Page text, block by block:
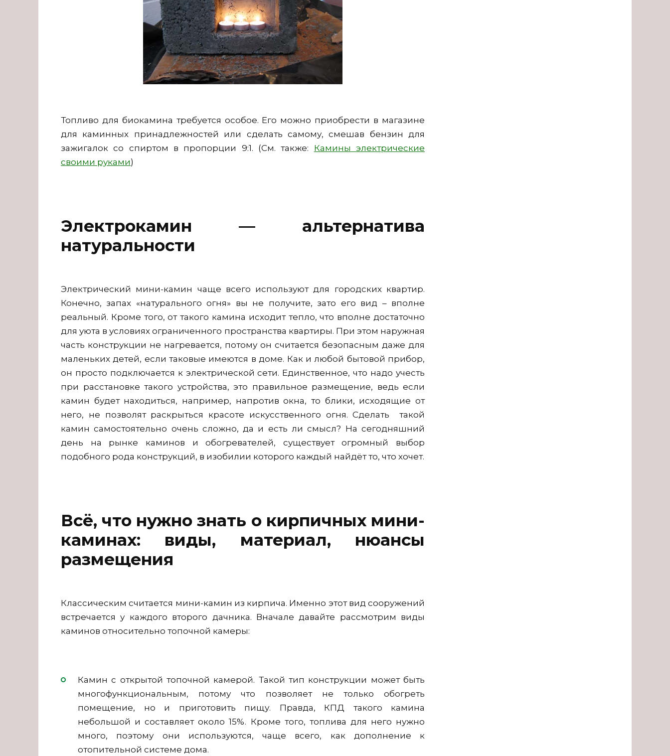
Топливо для биокамина требуется особое. Его можно приобрести в магазине
для каминных принадлежностей или сделать самому, смешав бензин для
зажигалок со спиртом в пропорции 9:1. (См. также: Камины электрические
своими руками)
Электрокамин — альтернатива
натуральности
Электрический мини-камин чаще всего используют для городских квартир.
Конечно, запах «натурального огня» вы не получите, зато его вид – вполне
реальный. Кроме того, от такого камина исходит тепло, что вполне достаточно
для уюта в условиях ограниченного пространства квартиры. При этом наружная
часть конструкции не нагревается, потому он считается безопасным даже для
маленьких детей, если таковые имеются в доме. Как и любой бытовой прибор,
он просто подключается к электрической сети. Единственное, что надо учесть
при расстановке такого устройства, это правильное размещение, ведь если
камин будет находиться, например, напротив окна, то блики, исходящие от
него, не позволят раскрыться красоте искусственного огня. Сделать такой
камин самостоятельно очень сложно, да и есть ли смысл? На сегодняшний
день на рынке каминов и обогревателей, существует огромный выбор
подобного рода конструкций, в изобилии которого каждый найдёт то, что хочет.
Всё, что нужно знать о кирпичных мини-
каминах: виды, материал, нюансы
размещения
Классическим считается мини-камин из кирпича. Именно этот вид сооружений
встречается у каждого второго дачника. Вначале давайте рассмотрим виды
каминов относительно топочной камеры:
Камин с открытой топочной камерой. Такой тип конструкции может быть
многофункциональным, потому что позволяет не только обогреть
помещение, но и приготовить пищу. Правда, КПД такого камина
небольшой и составляет около 15%. Кроме того, топлива для него нужно
много, поэтому они используются, чаще всего, как дополнение к
отопительной системе дома.